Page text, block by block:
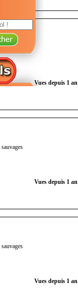
Vues depuis 1
Vues depuis 1
Vues depuis 1